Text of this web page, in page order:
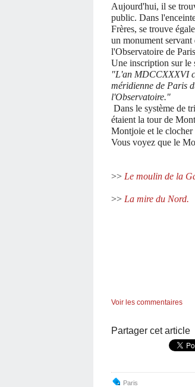
Aujourd'hui, il se
public. Dans
Frères, se trouve
un monument
l'Observatoire de
Une inscription sur le
"L'an MDCCXXXVI
méridienne de Paris
l'Observatoire."
Dans le système de
étaient la tour de
Montjoie et le
Vous voyez que le
>> Le moulin de la
>> La mire du Nord.
Voir les commentaires
Partager cet article
Paris